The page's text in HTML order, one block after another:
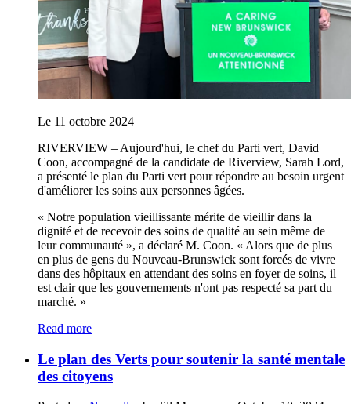
Le 11 octobre 2024
RIVERVIEW – Aujourd'hui, le chef du Parti vert, David
Coon, accompagné de la candidate de Riverview, Sarah Lord,
a présenté le plan du Parti vert pour répondre au besoin urgent
d'améliorer les soins aux personnes âgées.
« Notre population vieillissante mérite de vieillir dans la
dignité et de recevoir des soins de qualité au sein même de
leur communauté », a déclaré M. Coon. « Alors que de plus
en plus de gens du Nouveau-Brunswick sont forcés de vivre
dans des hôpitaux en attendant des soins en foyer de soins, il
est clair que les gouvernements n'ont pas respecté sa part du
marché. »
Read more
Le plan des Verts pour soutenir la santé mentale
des citoyens